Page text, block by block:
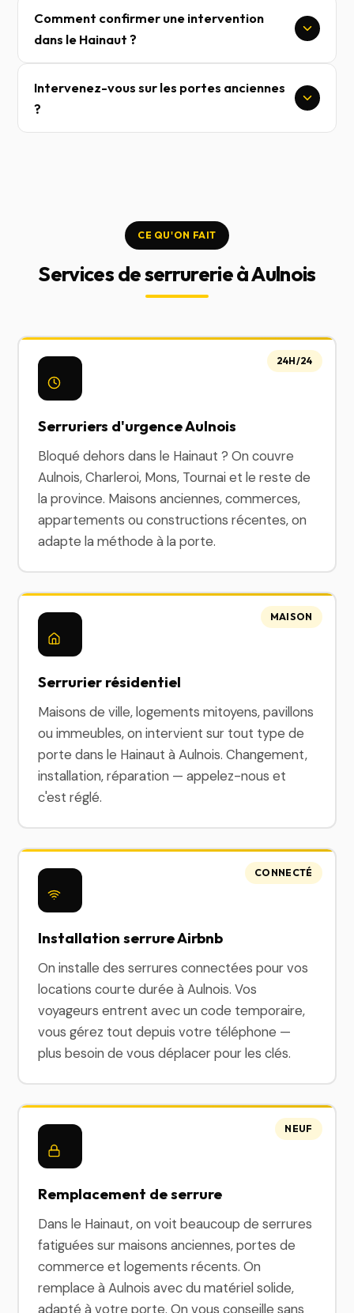
Comment confirmer une intervention
dans le Hainaut ?
Intervenez-vous sur les portes anciennes
?
CE QU'ON FAIT
Services de serrurerie à Aulnois
Serruriers d'urgence Aulnois
Bloqué dehors dans le Hainaut ? On couvre
Aulnois, Charleroi, Mons, Tournai et le reste de
la province. Maisons anciennes, commerces,
appartements ou constructions récentes, on
adapte la méthode à la porte.
24H/24
Serrurier résidentiel
Maisons de ville, logements mitoyens, pavillons
ou immeubles, on intervient sur tout type de
porte dans le Hainaut à Aulnois. Changement,
installation, réparation — appelez-nous et
c'est réglé.
MAISON
Installation serrure Airbnb
On installe des serrures connectées pour vos
locations courte durée à Aulnois. Vos
voyageurs entrent avec un code temporaire,
vous gérez tout depuis votre téléphone —
plus besoin de vous déplacer pour les clés.
CONNECTÉ
Remplacement de serrure
Dans le Hainaut, on voit beaucoup de serrures
fatiguées sur maisons anciennes, portes de
commerce et logements récents. On
remplace à Aulnois avec du matériel solide,
adapté à votre porte. On vous conseille sans
NEUF